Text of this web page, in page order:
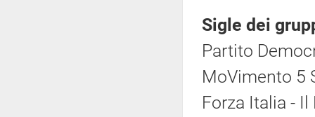
Sigle dei
Partito
MoVimento 5
Forza Italia -